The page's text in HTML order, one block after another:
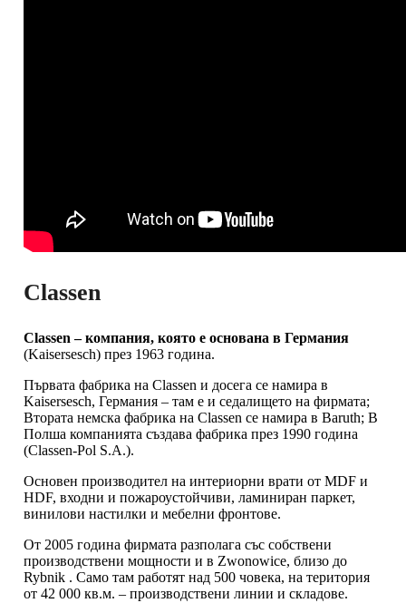
Classen
Classen – компания, която е основана в Германия
(Kaisersesch) през 1963 година.
Първата фабрика на Classen и досега се намира в
Kaisersesch, Германия – там е и седалището на фирмата;
Втората немска фабрика на Classen се намира в Baruth; В
Полша компанията създава фабрика през 1990 година
(Classen-Pol S.A.).
Основен производител на интериорни врати от MDF и
HDF, входни и пожароустойчиви, ламиниран паркет,
винилови настилки и мебелни фронтове.
От 2005 година фирмата разполага със собствени
производствени мощности и в Zwonowice, близо до
Rybnik . Само там работят над 500 човека, на територия
от 42 000 кв.м. – производствени линии и складове.